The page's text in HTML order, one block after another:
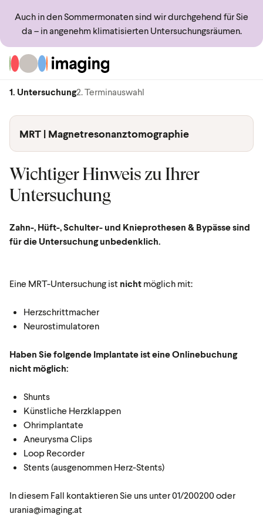
Auch in den Sommermonaten sind wir durchgehend für Sie
da – in angenehm klimatisierten Untersuchungsräumen.
Zur Startseite
1. Untersuchung2. Terminauswahl
MRT | Magnetresonanztomographie
Wichtiger Hinweis zu Ihrer
Untersuchung
Zahn-, Hüft-, Schulter- und Knieprothesen & Bypässe sind
für die Untersuchung unbedenklich.
Eine MRT-Untersuchung ist nicht möglich mit:
Herzschrittmacher
Neurostimulatoren
Haben Sie folgende Implantate ist eine Onlinebuchung
nicht möglich:
Shunts
Künstliche Herzklappen
Ohrimplantate
Aneurysma Clips
Loop Recorder
Stents (ausgenommen Herz-Stents)
In diesem Fall kontaktieren Sie uns unter 01/200200 oder
urania@imaging.at